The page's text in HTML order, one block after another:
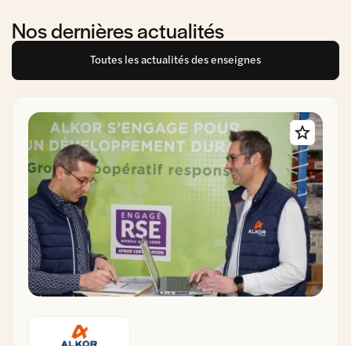
Nos dernières actualités
Toutes les actualités des enseignes